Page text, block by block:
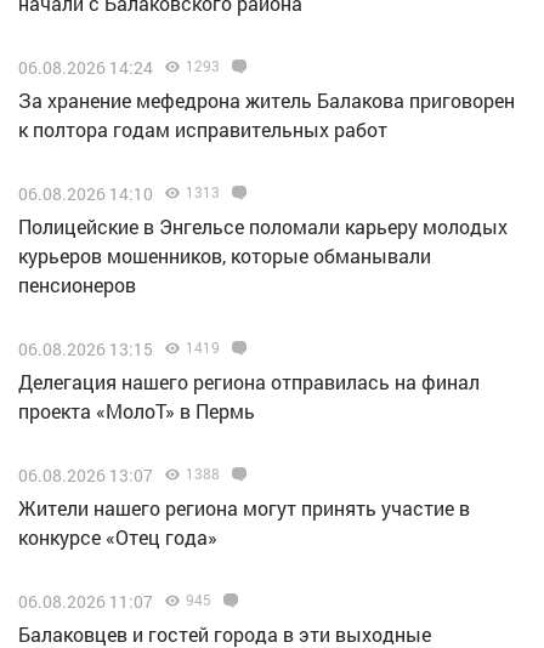
06.08.2026 14:24 1293
За хранение мефедрона житель Балакова приговорен
к полтора годам исправительных работ
06.08.2026 14:10 1313
Полицейские в Энгельсе поломали карьеру молодых
курьеров мошенников, которые обманывали
пенсионеров
06.08.2026 13:15 1419
Делегация нашего региона отправилась на финал
проекта «МолоТ» в Пермь
06.08.2026 13:07 1388
Жители нашего региона могут принять участие в
конкурсе «Отец года»
06.08.2026 11:07 945
Балаковцев и гостей города в эти выходные